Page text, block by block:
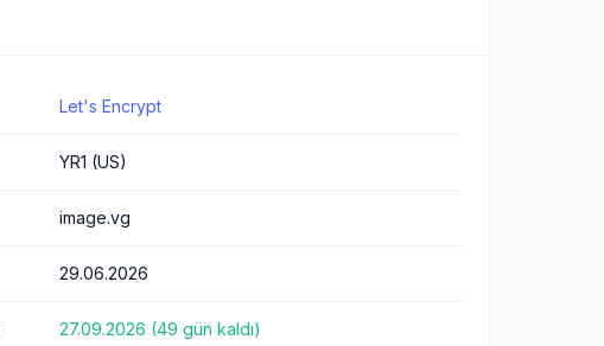
Let's Encrypt
YR1 (US)
image.vg
29.06.2026
27.09.2026 (49 gün kaldı)